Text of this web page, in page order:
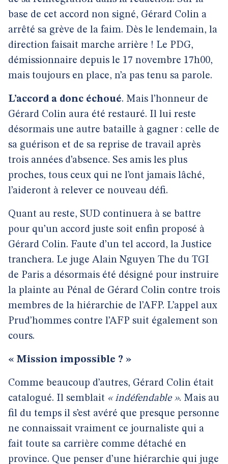
base de cet accord non signé, Gérard Colin a
arrêté sa grève de la faim. Dès le lendemain, la
direction faisait marche arrière ! Le PDG,
démissionnaire depuis le 17 novembre 17h00,
mais toujours en place, n’a pas tenu sa parole.
L’accord a donc échoué. Mais l’honneur de
Gérard Colin aura été restauré. Il lui reste
désormais une autre bataille à gagner : celle de
sa guérison et de sa reprise de travail après
trois années d’absence. Ses amis les plus
proches, tous ceux qui ne l’ont jamais lâché,
l’aideront à relever ce nouveau défi.
Quant au reste, SUD continuera à se battre
pour qu’un accord juste soit enfin proposé à
Gérard Colin. Faute d’un tel accord, la Justice
tranchera. Le juge Alain Nguyen The du TGI
de Paris a désormais été désigné pour instruire
la plainte au Pénal de Gérard Colin contre trois
membres de la hiérarchie de l’AFP. L’appel aux
Prud’hommes contre l’AFP suit également son
cours.
« Mission impossible ? »
Comme beaucoup d’autres, Gérard Colin était
catalogué. Il semblait « indéfendable ». Mais au
fil du temps il s’est avéré que presque personne
ne connaissait vraiment ce journaliste qui a
fait toute sa carrière comme détaché en
province. Que penser d’une hiérarchie qui juge